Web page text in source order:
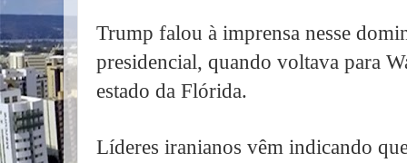
Trump falou à imprensa nesse
presidencial, quando voltava para
estado da Flórida.
Líderes iranianos vêm indicando